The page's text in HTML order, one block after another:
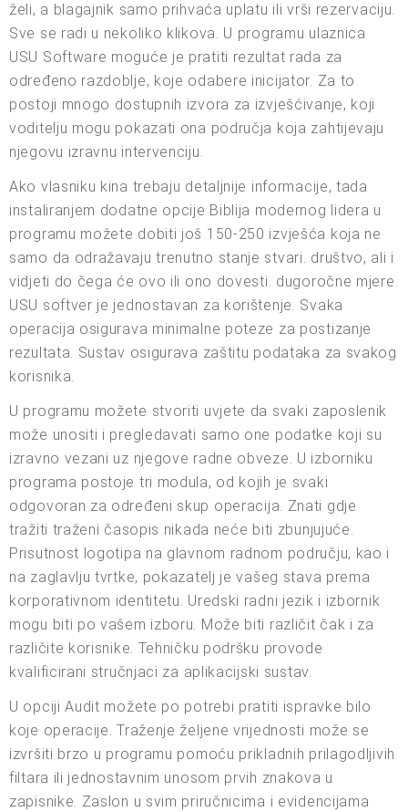
želi, a blagajnik samo prihvaća uplatu ili vrši rezervaciju.
Sve se radi u nekoliko klikova. U programu ulaznica
USU Software moguće je pratiti rezultat rada za
određeno razdoblje, koje odabere inicijator. Za to
postoji mnogo dostupnih izvora za izvješćivanje, koji
voditelju mogu pokazati ona područja koja zahtijevaju
njegovu izravnu intervenciju.
Ako vlasniku kina trebaju detaljnije informacije, tada
instaliranjem dodatne opcije Biblija modernog lidera u
programu možete dobiti još 150-250 izvješća koja ne
samo da odražavaju trenutno stanje stvari. društvo, ali i
vidjeti do čega će ovo ili ono dovesti. dugoročne mjere.
USU softver je jednostavan za korištenje. Svaka
operacija osigurava minimalne poteze za postizanje
rezultata. Sustav osigurava zaštitu podataka za svakog
korisnika.
U programu možete stvoriti uvjete da svaki zaposlenik
može unositi i pregledavati samo one podatke koji su
izravno vezani uz njegove radne obveze. U izborniku
programa postoje tri modula, od kojih je svaki
odgovoran za određeni skup operacija. Znati gdje
tražiti traženi časopis nikada neće biti zbunjujuće.
Prisutnost logotipa na glavnom radnom području, kao i
na zaglavlju tvrtke, pokazatelj je vašeg stava prema
korporativnom identitetu. Uredski radni jezik i izbornik
mogu biti po vašem izboru. Može biti različit čak i za
različite korisnike. Tehničku podršku provode
kvalificirani stručnjaci za aplikacijski sustav.
U opciji Audit možete po potrebi pratiti ispravke bilo
koje operacije. Traženje željene vrijednosti može se
izvršiti brzo u programu pomoću prikladnih prilagodljivih
filtara ili jednostavnim unosom prvih znakova u
zapisnike. Zaslon u svim priručnicima i evidencijama